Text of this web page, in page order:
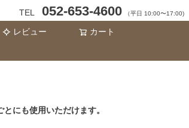
TEL 052-653-4600 （平日 10:00〜17:00)
レビュー カート
にも使用いただけます。